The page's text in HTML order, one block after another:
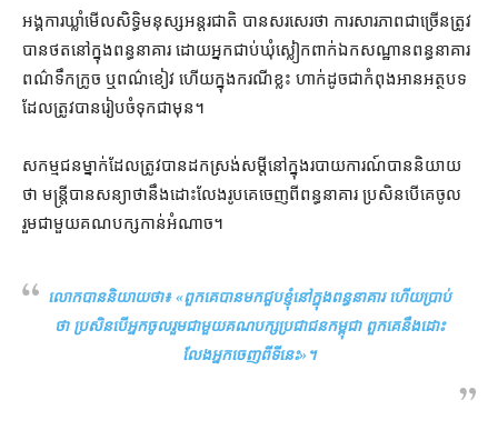
អង្គការ​ឃ្លាំមើល​សិទ្ធិមនុស្ស​អន្តរជាតិ បានសរសេរ​ថា ការ​សារភាព​ជាច្រើន​ត្រូវ​
បាន​ថត​នៅក្នុង​ពន្ធនាគារ ដោយ​អ្នក​ជាប់ឃុំ​ស្លៀកពាក់​ឯកសណ្ឋាន​ពន្ធនាគារ​
ពណ៌​ទឹកក្រូច ឬ​ពណ៌​ខៀវ ហើយ​ក្នុង​ករណី​ខ្លះ ហាក់ដូចជា​កំពុង​អាន​អត្ថបទ​
ដែល​ត្រូវ​បាន​រៀបចំ​ទុកជាមុន។
សកម្មជន​ម្នាក់​ដែល​ត្រូវ​បាន​ដកស្រង់​សម្ដី​នៅក្នុង​របាយការណ៍​បាន​និយាយ​
ថា មន្ត្រី​បាន​សន្យា​ថា​នឹង​ដោះលែង​រូបគេ​ចេញពី​ពន្ធនាគារ ប្រសិនបើ​គេ​ចូល
រួម​ជាមួយ​គណបក្ស​កាន់អំណាច​។
លោក​បាន​និយាយ​ថា​៖ «​ពួកគេ​បាន​មក​ជួប​ខ្ញុំ​នៅក្នុង​ពន្ធនាគារ ហើយ​ប្រាប់​
ថា ប្រសិនបើ​អ្នកចូលរួម​ជាមួយ​គណ​បក្ស​ប្រជាជន​កម្ពុជា ពួកគេ​នឹង​ដោះ
លែង​អ្នក​ចេញពី​ទីនេះ»។